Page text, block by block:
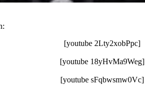
[youtube 2Lty2xobPpc]
[youtube 18yHvMa9Weg]
[youtube sFqbwsmw0Vc]